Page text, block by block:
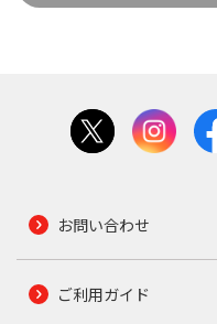
お問い合わせ
ご利用ガイド